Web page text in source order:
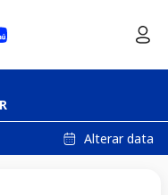
Alterar data